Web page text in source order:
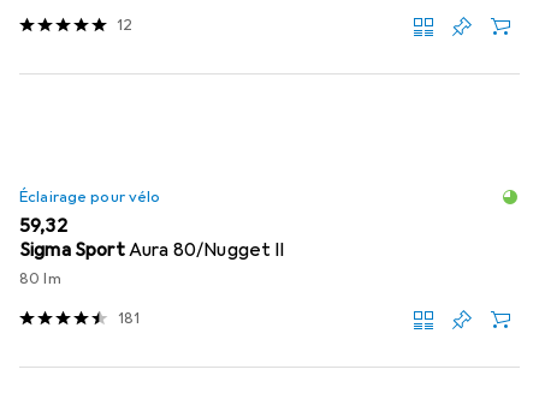
12
Éclairage pour vélo
EUR
59,32
Sigma SportAura 80/Nugget II
80 lm
181